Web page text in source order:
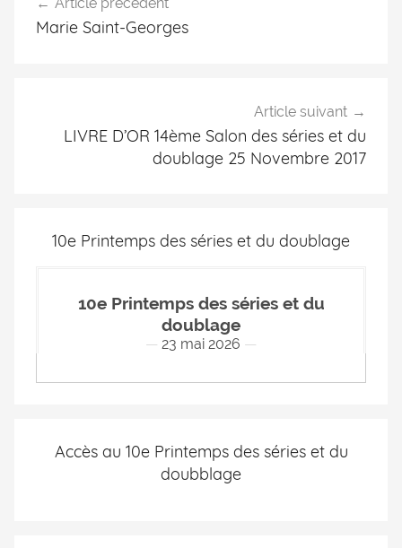
Marie Saint-Georges
Article suivant
LIVRE D’OR 14ème Salon des séries et du
doublage 25 Novembre 2017
10e Printemps des séries et du doublage
10e Printemps des séries et du
doublage
23 mai 2026
Accès au 10e Printemps des séries et du
doubblage